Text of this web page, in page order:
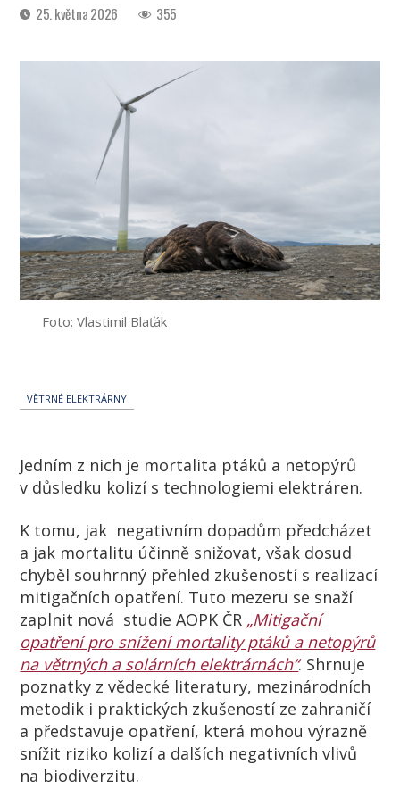
Datum25. května 2026 355
Foto: Vlastimil Blaťák
VĚTRNÉ ELEKTRÁRNY
Jedním z nich je mortalita ptáků a netopýrů
v důsledku kolizí s technologiemi elektráren.
K tomu, jak negativním dopadům předcházet
a jak mortalitu účinně snižovat, však dosud
chyběl souhrnný přehled zkušeností s realizací
mitigačních opatření. Tuto mezeru se snaží
zaplnit nová studie AOPK ČR „Mitigační
opatření pro snížení mortality ptáků a netopýrů
na větrných a solárních elektrárnách“. Shrnuje
poznatky z vědecké literatury, mezinárodních
metodik i praktických zkušeností ze zahraničí
a představuje opatření, která mohou výrazně
snížit riziko kolizí a dalších negativních vlivů
na biodiverzitu.